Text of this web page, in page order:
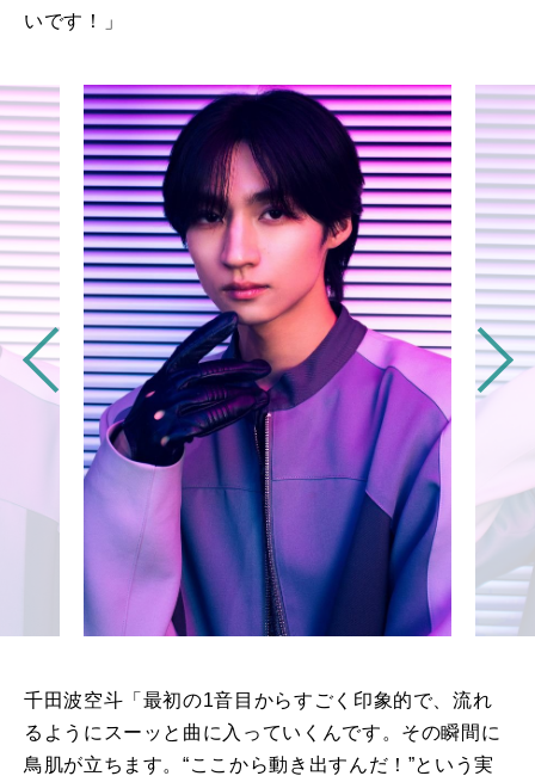
いです！」
千田波空斗「最初の1音目からすごく印象的で、流れ
るようにスーッと曲に入っていくんです。その瞬間に
鳥肌が立ちます。“ここから動き出すんだ！”という実